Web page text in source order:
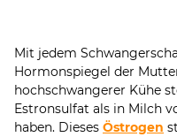
Mit jedem
Hormonspiegel der
hochschwangerer Kühe
Estronsulfat als in Milch
haben. Dieses Östrogen